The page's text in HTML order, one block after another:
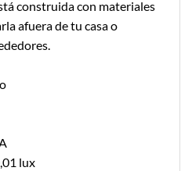
construida con materiales
afuera de tu casa o
lux